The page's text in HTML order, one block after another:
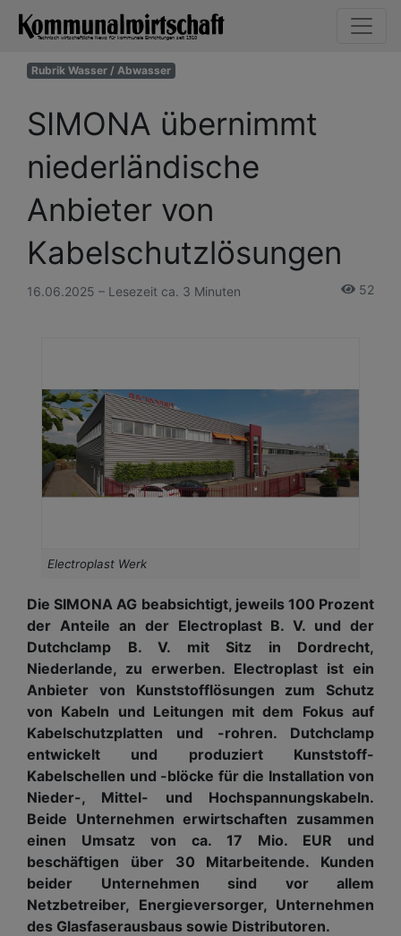
Rubrik Wasser / Abwasser
SIMONA übernimmt
niederländische
Anbieter von
Kabelschutzlösungen
16.06.2025 – Lesezeit ca. 3 Minuten 52
Electroplast Werk
Die SIMONA AG beabsichtigt, jeweils 100 Prozent
der Anteile an der Electroplast B. V. und der
Dutchclamp B. V. mit Sitz in Dordrecht,
Niederlande, zu erwerben. Electroplast ist ein
Anbieter von Kunststofflösungen zum Schutz
von Kabeln und Leitungen mit dem Fokus auf
Kabelschutzplatten und -rohren. Dutchclamp
entwickelt und produziert Kunststoff-
Kabelschellen und -blöcke für die Installation von
Nieder-, Mittel- und Hochspannungskabeln.
Beide Unternehmen erwirtschaften zusammen
einen Umsatz von ca. 17 Mio. EUR und
beschäftigen über 30 Mitarbeitende. Kunden
beider Unternehmen sind vor allem
Netzbetreiber, Energieversorger, Unternehmen
des Glasfaserausbaus sowie Distributoren.